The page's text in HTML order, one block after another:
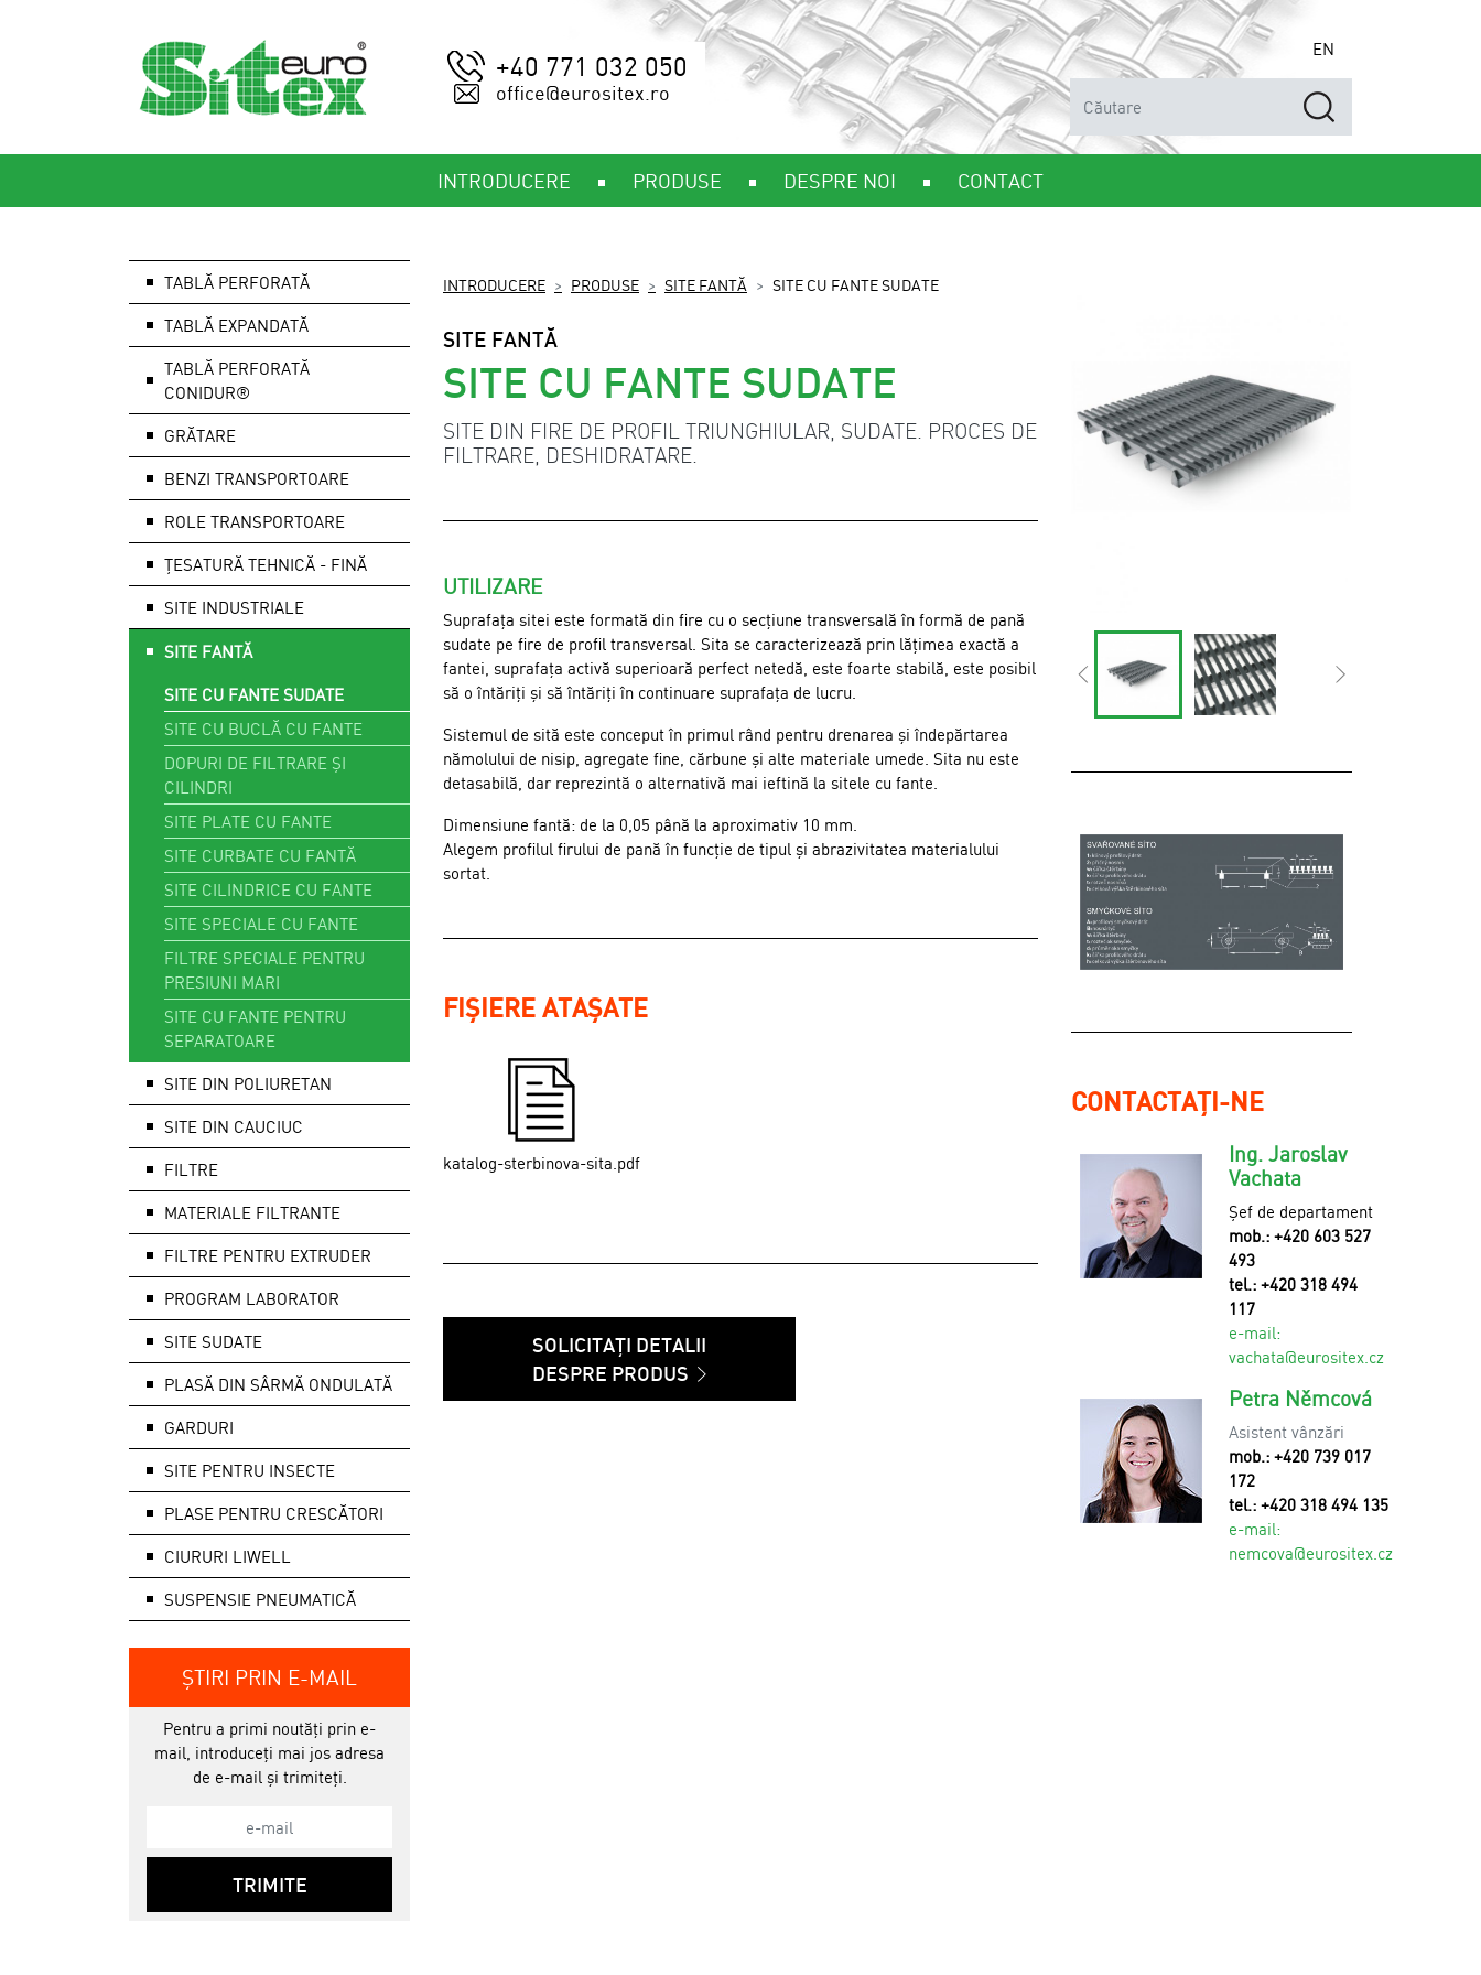
+40 771 032 050
office@eurositex.ro
EN
INTRODUCERE PRODUSE DESPRE NOI CONTACT
INTRODUCERE PRODUSE SITE FANTĂ SITE CU FANTE SUDATE
SITE FANTĂ
SITE CU FANTE SUDATE
SITE DIN FIRE DE PROFIL TRIUNGHIULAR, SUDATE. PROCES DE
FILTRARE, DESHIDRATARE.
UTILIZARE
Suprafața sitei este formată din fire cu o secțiune transversală în formă de pană
sudate pe fire de profil transversal. Sita se caracterizează prin lățimea exactă a
fantei, suprafața activă superioară perfect netedă, este foarte stabilă, este posibil
să o întăriți și să întăriți în continuare suprafața de lucru.
Sistemul de sită este conceput în primul rând pentru drenarea și îndepărtarea
nămolului de nisip, agregate fine, cărbune și alte materiale umede. Sita nu este
detasabilă, dar reprezintă o alternativă mai ieftină la sitele cu fante.
Dimensiune fantă: de la 0,05 până la aproximativ 10 mm.
Alegem profilul firului de pană în funcție de tipul și abrazivitatea materialului
sortat.
FIȘIERE ATAȘATE
katalog-sterbinova-sita.pdf
SOLICITAȚI DETALII
DESPRE PRODUS
CONTACTAȚI-NE
Ing. Jaroslav
Vachata
Șef de departament
mob.: +420 603 527
493
tel.: +420 318 494
117
e-mail:
vachata@eurositex.cz
Petra Němcová
Asistent vânzări
mob.: +420 739 017
172
tel.: +420 318 494 135
e-mail:
nemcova@eurositex.cz
TABLĂ PERFORATĂ
TABLĂ EXPANDATĂ
TABLĂ PERFORATĂ
CONIDUR®
GRĂTARE
BENZI TRANSPORTOARE
ROLE TRANSPORTOARE
ȚESATURĂ TEHNICĂ - FINĂ
SITE INDUSTRIALE
SITE FANTĂ
SITE CU FANTE SUDATE
SITE CU BUCLĂ CU FANTE
DOPURI DE FILTRARE ȘI
CILINDRI
SITE PLATE CU FANTE
SITE CURBATE CU FANTĂ
SITE CILINDRICE CU FANTE
SITE SPECIALE CU FANTE
FILTRE SPECIALE PENTRU
PRESIUNI MARI
SITE CU FANTE PENTRU
SEPARATOARE
SITE DIN POLIURETAN
SITE DIN CAUCIUC
FILTRE
MATERIALE FILTRANTE
FILTRE PENTRU EXTRUDER
PROGRAM LABORATOR
SITE SUDATE
PLASĂ DIN SÂRMĂ ONDULATĂ
GARDURI
SITE PENTRU INSECTE
PLASE PENTRU CRESCĂTORI
CIURURI LIWELL
SUSPENSIE PNEUMATICĂ
ȘTIRI PRIN E-MAIL
Pentru a primi noutăți prin e-
mail, introduceți mai jos adresa
de e-mail și trimiteți.
TRIMITE